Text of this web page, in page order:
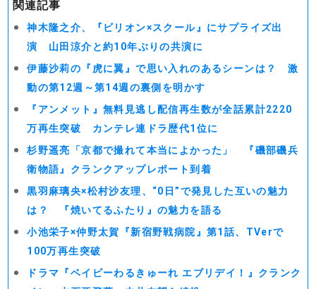
関連記事
神木隆之介、『ビリオン×スクール』にサプライズ出
演 山田涼介と約10年ぶりの共演に
伊藤沙莉の『虎に翼』で思い入れのあるシーンは？ 激
動の第12週～第14週の裏側を明かす
『アンメット』無料見逃し配信再生数が全話累計2220
万再生突破 カンテレ連ドラ歴代1位に
杉野遥亮「京都で撮れて本当によかった」 『磯部磯兵
衛物語』クランクアップレポート到着
黒羽麻璃央×松村沙友理、“0日”で発見した互いの魅力
は？ 『焼いてるふたり』の魅力を語る
小池栄子×仲野太賀『新宿野戦病院』第1話、TVerで
100万再生突破
ドラマ『ベイビーわるきゅーれ エブリデイ！』クランク